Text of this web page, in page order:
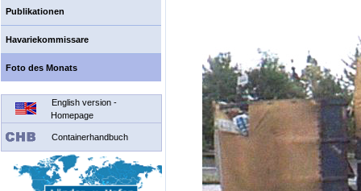
Publikationen
Havariekommissare
Foto des Monats
English version -
Homepage
Containerhandbuch